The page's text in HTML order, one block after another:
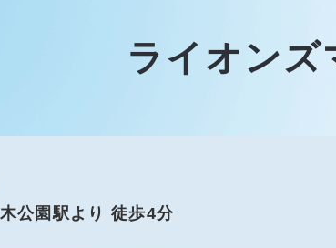
ライオンズ
公園駅より 徒歩4分